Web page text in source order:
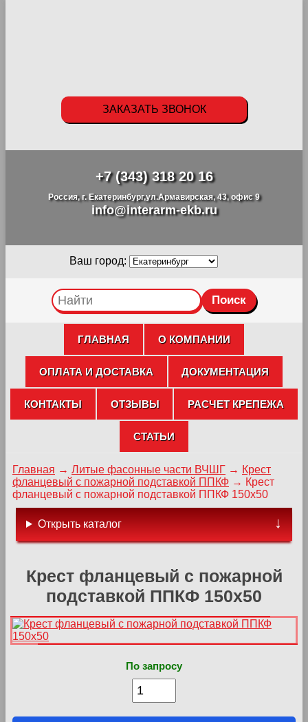
+7 (343) 318 20 16
Россия, г. Екатеринбург,ул.Армавирская, 43, офис 9
info@interarm-ekb.ru
ЗАКАЗАТЬ ЗВОНОК
Ваш город:
ГЛАВНАЯ О КОМПАНИИ
ОПЛАТА И ДОСТАВКА ДОКУМЕНТАЦИЯ
КОНТАКТЫ ОТЗЫВЫ РАСЧЕТ КРЕПЕЖА
СТАТЬИ
Главная → Литые фасонные части ВЧШГ → Крест
фланцевый с пожарной подставкой ППКФ → Крест
фланцевый с пожарной подставкой ППКФ 150х50
Крест фланцевый с пожарной
подставкой ППКФ 150х50
По запросу
Открыть каталог